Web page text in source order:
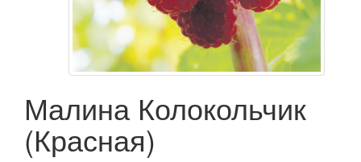
Малина Колокольчик
(Красная)